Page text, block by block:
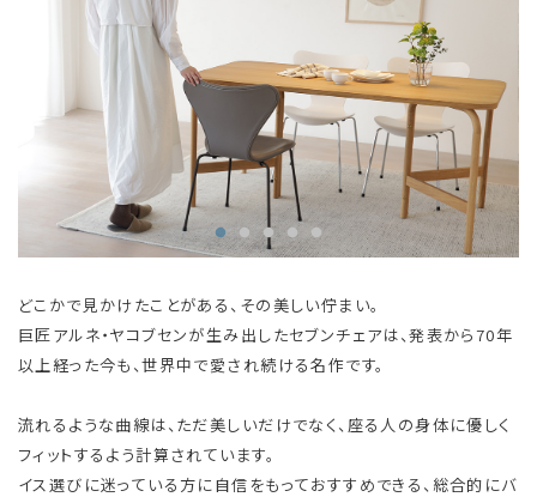
どこかで見かけたことがある、その美しい佇まい。
巨匠アルネ・ヤコブセンが生み出したセブンチェアは、発表から70年
以上経った今も、世界中で愛され続ける名作です。
流れるような曲線は、ただ美しいだけでなく、座る人の身体に優しく
フィットするよう計算されています。
イス選びに迷っている方に自信をもっておすすめできる、総合的にバ